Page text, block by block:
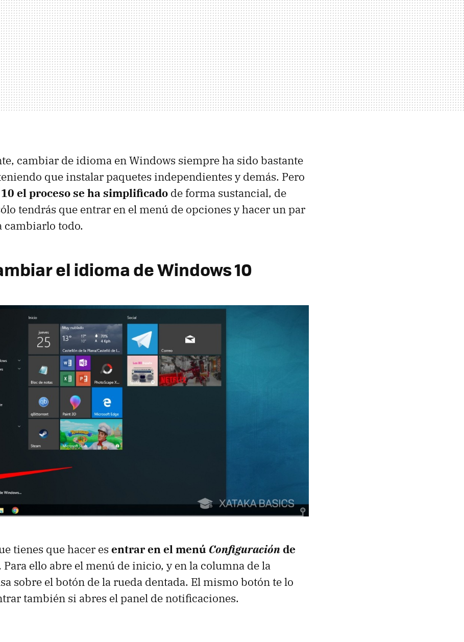
cambiar de idioma en Windows siempre ha sido bastante
que instalar paquetes independientes y demás. Pero
el proceso se ha simplificado de forma sustancial, de
tendrás que entrar en el menú de opciones y hacer un par
cambiarlo todo.
el idioma de Windows 10
tienes que hacer es entrar en el menú Configuraciónde
Para ello abre el menú de inicio, y en la columna de la
sobre el botón de la rueda dentada. El mismo botón te lo
también si abres el panel de notificaciones.